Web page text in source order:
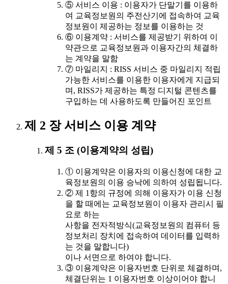
⑤ 서비스 이용 : 이용자가 단말기를 이용하
여 교육정보원의 주전산기에 접속하여 교육
정보원이 제공하는 정보를 이용하는 것
⑥ 이용계약 : 서비스를 제공받기 위하여 이
약관으로 교육정보원과 이용자간의 체결하
는 계약을 말함
⑦ 마일리지 : RISS 서비스 중 마일리지 적립
가능한 서비스를 이용한 이용자에게 지급되
며, RISS가 제공하는 특정 디지털 콘텐츠를
구입하는 데 사용하도록 만들어진 포인트
제 2 장 서비스 이용 계약
제 5 조 (이용계약의 성립)
① 이용계약은 이용자의 이용신청에 대한 교
육정보원의 이용 승낙에 의하여 성립됩니다.
② 제 1항의 규정에 의해 이용자가 이용 신청
을 할 때에는 교육정보원이 이용자 관리시 필
요로 하는
사항을 전자적방식(교육정보원의 컴퓨터 등
정보처리 장치에 접속하여 데이터를 입력하
는 것을 말합니다)
이나 서면으로 하여야 합니다.
③ 이용계약은 이용자번호 단위로 체결하며,
체결단위는 1 이용자번호 이상이어야 합니